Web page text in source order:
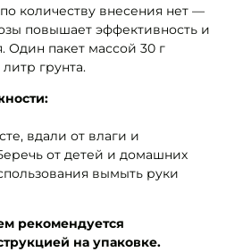
количеству внесения нет —
повышает эффективность и
Один пакет массой 30 г
литр грунта.
вдали от влаги и
от детей и домашних
вымыть руки
рекомендуется
на упаковке.